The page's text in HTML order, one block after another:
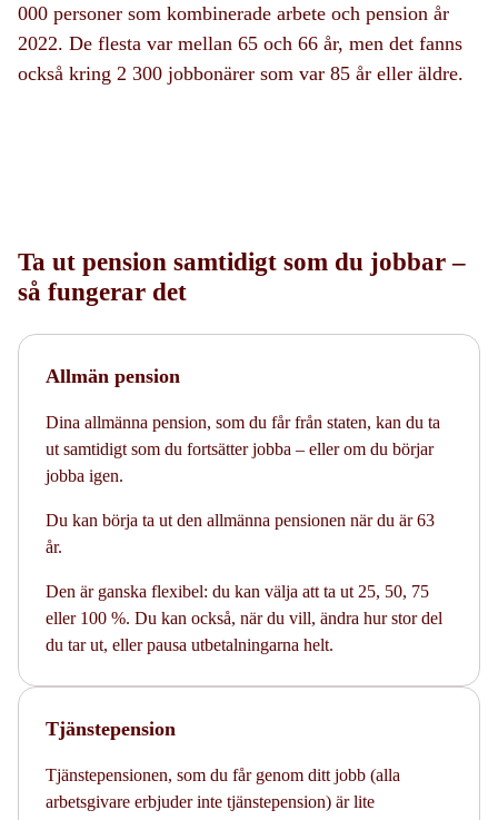
000 personer som kombinerade arbete och pension år
2022. De flesta var mellan 65 och 66 år, men det fanns
också kring 2 300 jobbonärer som var 85 år eller äldre.
Ta ut pension samtidigt som du jobbar –
så fungerar det
Allmän pension
Dina allmänna pension, som du får från staten, kan du ta
ut samtidigt som du fortsätter jobba – eller om du börjar
jobba igen.
Du kan börja ta ut den allmänna pensionen när du är 63
år.
Den är ganska flexibel: du kan välja att ta ut 25, 50, 75
eller 100 %. Du kan också, när du vill, ändra hur stor del
du tar ut, eller pausa utbetalningarna helt.
Tjänstepension
Tjänstepensionen, som du får genom ditt jobb (alla
arbetsgivare erbjuder inte tjänstepension) är lite